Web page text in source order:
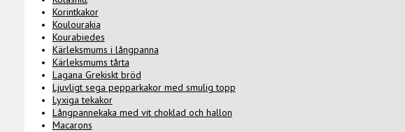
Korintkakor
Koulourakia
Kourabiedes
Kärleksmums i långpanna
Kärleksmums tårta
Lagana Grekiskt bröd
Ljuvligt sega pepparkakor med smulig topp
Lyxiga tekakor
Långpannekaka med vit choklad och hallon
Macarons